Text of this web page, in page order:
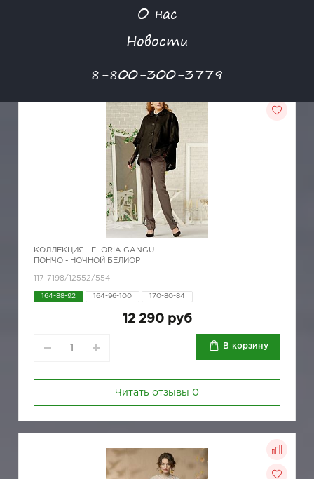
О нас
Новости
8-800-300-3779
КОЛЛЕКЦИЯ - FLORIA GANGU
ПОНЧО - НОЧНОЙ БЕЛИОР
117-7198/12552/554
164-88-92 164-96-100 170-80-84
12 290 руб
В корзину
Читать отзывы 0